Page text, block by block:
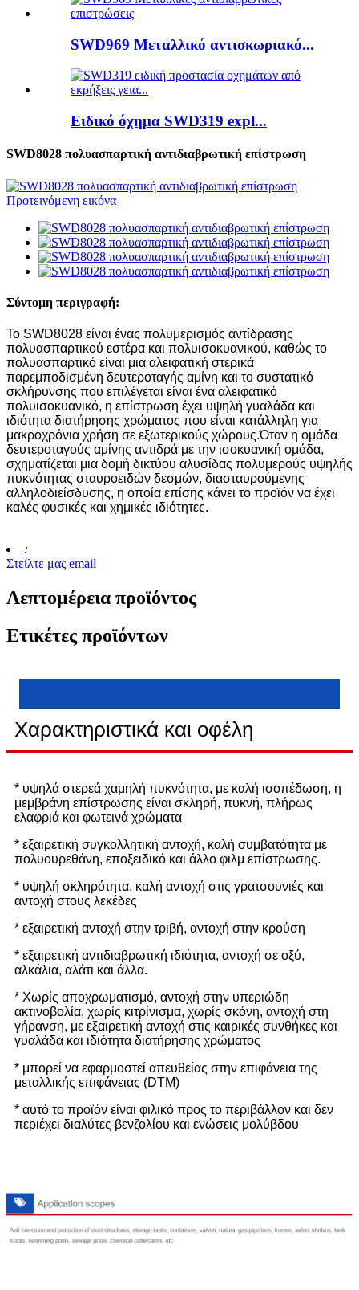
SWD969 Μεταλλικό αντισκωριακό...
Ειδικό όχημα SWD319 expl...
SWD8028 πολυασπαρτική αντιδιαβρωτική επίστρωση
Σύντομη περιγραφή:
Το SWD8028 είναι ένας πολυμερισμός αντίδρασης
πολυασπαρτικού εστέρα και πολυισοκυανικού, καθώς το
πολυασπαρτικό είναι μια αλειφατική στερικά
παρεμποδισμένη δευτεροταγής αμίνη και το συστατικό
σκλήρυνσης που επιλέγεται είναι ένα αλειφατικό
πολυισοκυανικό, η επίστρωση έχει υψηλή γυαλάδα και
ιδιότητα διατήρησης χρώματος που είναι κατάλληλη για
μακροχρόνια χρήση σε εξωτερικούς χώρους.Όταν η ομάδα
δευτεροταγούς αμίνης αντιδρά με την ισοκυανική ομάδα,
σχηματίζεται μια δομή δικτύου αλυσίδας πολυμερούς υψηλής
πυκνότητας σταυροειδών δεσμών, διασταυρούμενης
αλληλοδιείσδυσης, η οποία επίσης κάνει το προϊόν να έχει
καλές φυσικές και χημικές ιδιότητες.
:
Στείλτε μας email
Λεπτομέρεια προϊόντος
Ετικέτες προϊόντων
Χαρακτηριστικά και οφέλη
* υψηλά στερεά χαμηλή πυκνότητα, με καλή ισοπέδωση, η
μεμβράνη επίστρωσης είναι σκληρή, πυκνή, πλήρως
ελαφριά και φωτεινά χρώματα
* εξαιρετική συγκολλητική αντοχή, καλή συμβατότητα με
πολυουρεθάνη, εποξειδικό και άλλο φιλμ επίστρωσης.
* υψηλή σκληρότητα, καλή αντοχή στις γρατσουνιές και
αντοχή στους λεκέδες
* εξαιρετική αντοχή στην τριβή, αντοχή στην κρούση
* εξαιρετική αντιδιαβρωτική ιδιότητα, αντοχή σε οξύ,
αλκάλια, αλάτι και άλλα.
* Χωρίς αποχρωματισμό, αντοχή στην υπεριώδη
ακτινοβολία, χωρίς κιτρίνισμα, χωρίς σκόνη, αντοχή στη
γήρανση, με εξαιρετική αντοχή στις καιρικές συνθήκες και
γυαλάδα και ιδιότητα διατήρησης χρώματος
* μπορεί να εφαρμοστεί απευθείας στην επιφάνεια της
μεταλλικής επιφάνειας (DTM)
* αυτό το προϊόν είναι φιλικό προς το περιβάλλον και δεν
περιέχει διαλύτες βενζολίου και ενώσεις μολύβδου